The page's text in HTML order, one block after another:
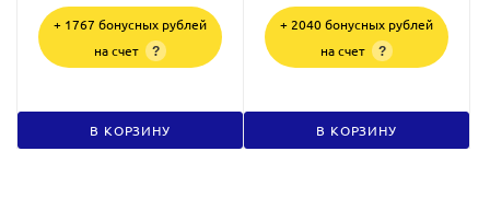
+ 1767 бонусных рублей
на счет
?
В КОРЗИНУ
+ 2040 бонусных рублей
на счет
?
В КОРЗИНУ